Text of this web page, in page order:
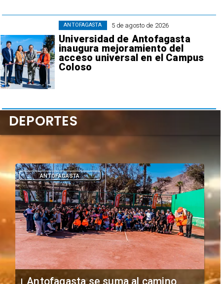
5 de agosto de 2026
Universidad de Antofagasta
inaugura mejoramiento del
acceso universal en el Campus
Coloso
ANTOFAGASTA
Antofagasta se suma al camino
ANTOFAGASTA
DEPORTES